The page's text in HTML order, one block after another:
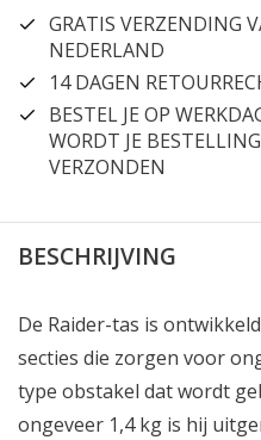
GRATIS VERZENDING
NEDERLAND
14 DAGEN
BESTEL JE OP
WORDT JE
VERZONDEN
BESCHRIJVING
De Raider-tas is
secties die zorgen voor
type obstakel dat wordt
ongeveer 1,4 kg is hij